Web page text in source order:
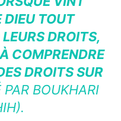
DIEU TOUT
DROITS,
COMPRENDRE
DROITS SUR
PAR BOUKHARI